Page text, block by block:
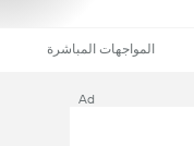
المواجهات المباشرة
Ad